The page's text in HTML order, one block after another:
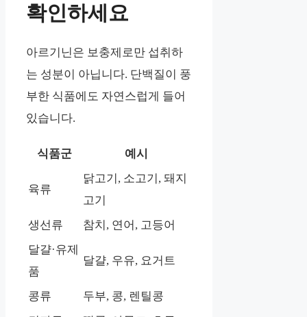
확인하세요
아르기닌은 보충제로만 섭취하
는 성분이 아닙니다. 단백질이 풍
부한 식품에도 자연스럽게 들어
있습니다.
식품군 예시
육류
닭고기, 소고기, 돼지
고기
생선류
참치, 연어, 고등어
달걀·유제
품
달걀, 우유, 요거트
콩류
두부, 콩, 렌틸콩